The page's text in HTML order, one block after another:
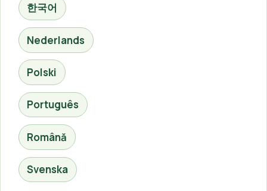
한국어
Nederlands
Polski
Português
Română
Svenska